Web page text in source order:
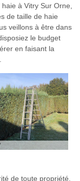
à Vitry Sur Orne,
de taille de haie
veillons à être dans
le budget
en faisant la
de toute propriété.